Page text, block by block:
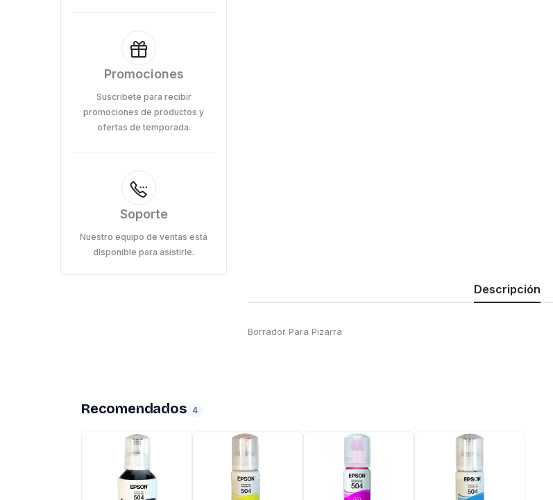
Descripción
Borrador Para Pizarra
Promociones
Suscribete para recibir
promociones de productos y
ofertas de temporada.
Soporte
Nuestro equipo de ventas está
disponible para asistirle.
Recomendados 4